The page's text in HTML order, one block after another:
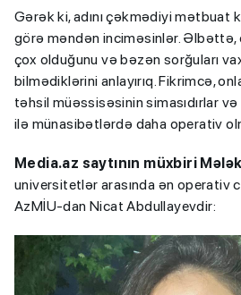
Gərək ki, adını çəkmədiyi mətbuat
görə məndən inciməsinlər. Əlbəttə,
çox olduğunu və bəzən sorğuları
bilmədiklərini anlayırıq. Fikrimcə,
təhsil müəssisəsinin simasıdırlar
ilə münasibətlərdə daha operativ
Media.az saytının müxbiri
universitetlər arasında ən operativ
AzMİU-dan Nicat Abdullayevdir: